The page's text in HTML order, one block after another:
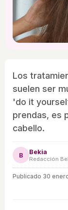
Los
suelen ser
'do it
prendas, es
cabello.
B Bekia
Redacción
Publicado 30